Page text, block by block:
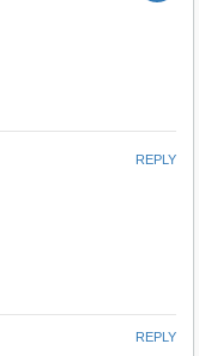
REPLY
REPLY